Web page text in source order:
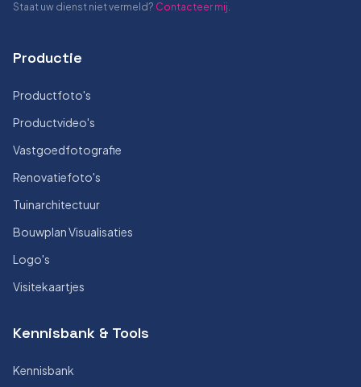
Staat uw dienst niet vermeld? Contacteer mij.
Productie
Productfoto's
Productvideo's
Vastgoedfotografie
Renovatiefoto's
Tuinarchitectuur
Bouwplan Visualisaties
Logo's
Visitekaartjes
Kennisbank & Tools
Kennisbank